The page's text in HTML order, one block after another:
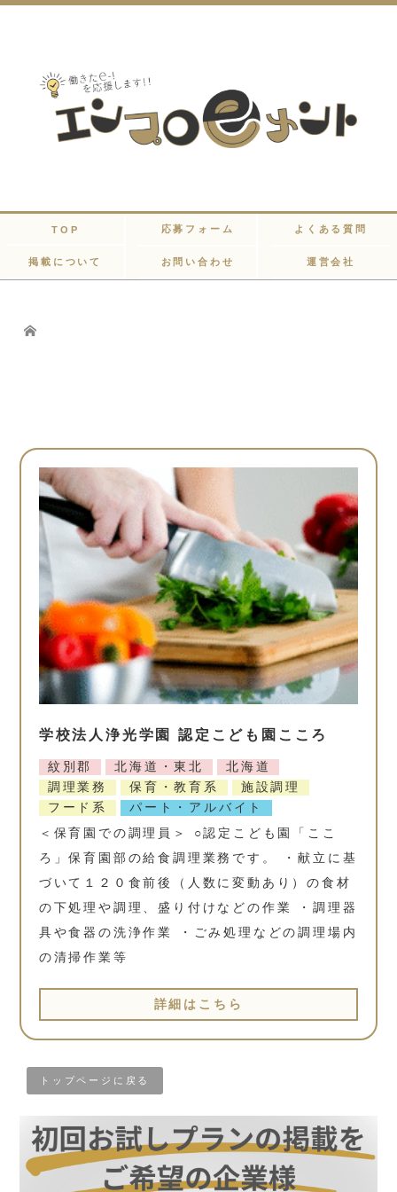
TOP 応募フォーム よくある質問
掲載について お問い合わせ 運営会社
Home
学校法人浄光学園 認定こども園こころ
紋別郡 北海道・東北
北海道
調理業務
保育・教育系
施設調理
フード系
パート・アルバイト
＜保育園での調理員＞ ○認定こども園「ここ
ろ」保育園部の給食調理業務です。 ・献立に基
づいて１２０食前後（人数に変動あり）の食材
の下処理や調理、盛り付けなどの作業 ・調理器
具や食器の洗浄作業 ・ごみ処理などの調理場内
の清掃作業等
詳細はこちら
トップページに戻る